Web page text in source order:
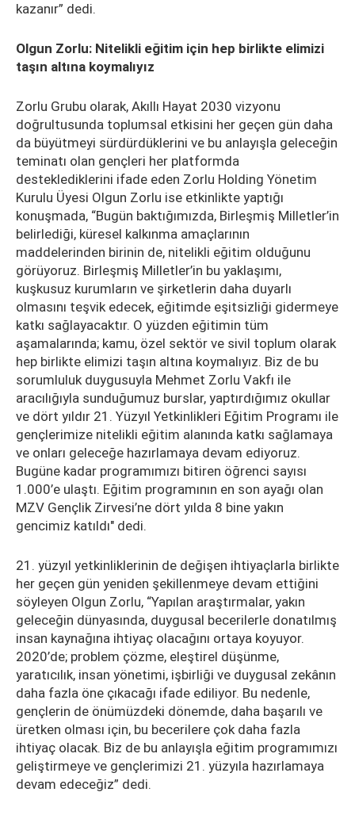
kazanır” dedi.
Olgun Zorlu: Nitelikli eğitim için hep birlikte elimizi
taşın altına koymalıyız
Zorlu Grubu olarak, Akıllı Hayat 2030 vizyonu
doğrultusunda toplumsal etkisini her geçen gün daha
da büyütmeyi sürdürdüklerini ve bu anlayışla geleceğin
teminatı olan gençleri her platformda
desteklediklerini ifade eden Zorlu Holding Yönetim
Kurulu Üyesi Olgun Zorlu ise etkinlikte yaptığı
konuşmada, “Bugün baktığımızda, Birleşmiş Milletler’in
belirlediği, küresel kalkınma amaçlarının
maddelerinden birinin de, nitelikli eğitim olduğunu
görüyoruz. Birleşmiş Milletler’in bu yaklaşımı,
kuşkusuz kurumların ve şirketlerin daha duyarlı
olmasını teşvik edecek, eğitimde eşitsizliği gidermeye
katkı sağlayacaktır. O yüzden eğitimin tüm
aşamalarında; kamu, özel sektör ve sivil toplum olarak
hep birlikte elimizi taşın altına koymalıyız. Biz de bu
sorumluluk duygusuyla Mehmet Zorlu Vakfı ile
aracılığıyla sunduğumuz burslar, yaptırdığımız okullar
ve dört yıldır 21. Yüzyıl Yetkinlikleri Eğitim Programı ile
gençlerimize nitelikli eğitim alanında katkı sağlamaya
ve onları geleceğe hazırlamaya devam ediyoruz.
Bugüne kadar programımızı bitiren öğrenci sayısı
1.000’e ulaştı. Eğitim programının en son ayağı olan
MZV Gençlik Zirvesi’ne dört yılda 8 bine yakın
gencimiz katıldı" dedi.
21. yüzyıl yetkinliklerinin de değişen ihtiyaçlarla birlikte
her geçen gün yeniden şekillenmeye devam ettiğini
söyleyen Olgun Zorlu, “Yapılan araştırmalar, yakın
geleceğin dünyasında, duygusal becerilerle donatılmış
insan kaynağına ihtiyaç olacağını ortaya koyuyor.
2020’de; problem çözme, eleştirel düşünme,
yaratıcılık, insan yönetimi, işbirliği ve duygusal zekânın
daha fazla öne çıkacağı ifade ediliyor. Bu nedenle,
gençlerin de önümüzdeki dönemde, daha başarılı ve
üretken olması için, bu becerilere çok daha fazla
ihtiyaç olacak. Biz de bu anlayışla eğitim programımızı
geliştirmeye ve gençlerimizi 21. yüzyıla hazırlamaya
devam edeceğiz” dedi.